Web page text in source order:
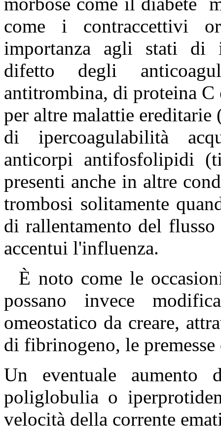
come i contraccettivi
importanza agli stati di
difetto degli
antitrombina, di proteina C
per altre malattie
di ipercoagulabilità
anticorpi antifosfolipidi
presenti anche in altre
trombosi solitamente
di rallentamento del
accentui l'influenza.
È noto come le
possano invece
omeostatico da creare,
di fibrinogeno, le
Un eventuale aumento
poliglobulia o
velocità della corrente